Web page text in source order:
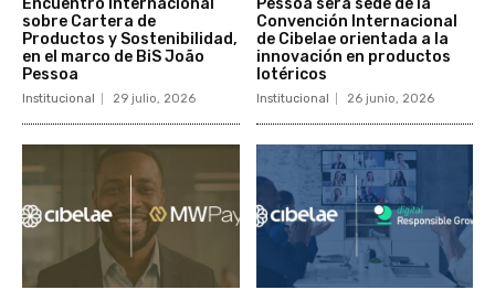
sobre Cartera de
Productos y Sostenibilidad,
en el marco de BiS João
Pessoa
Institucional 29 julio, 2026
Convención Internacional
de Cibelae orientada a la
innovación en productos
lotéricos
Institucional 26 junio, 2026